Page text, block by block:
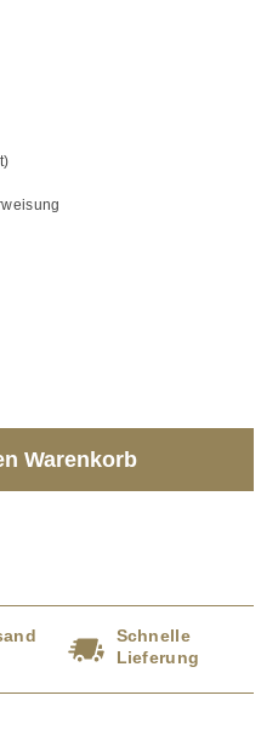
Wert ein
Warenkorb
Schnelle
Lieferung